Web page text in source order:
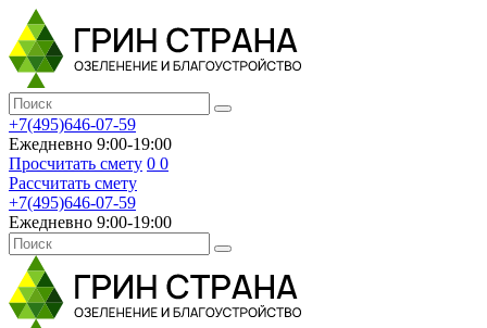
+7(495)646-07-59
Ежедневно 9:00-19:00
Просчитать смету 0 0
Рассчитать смету
+7(495)646-07-59
Ежедневно 9:00-19:00